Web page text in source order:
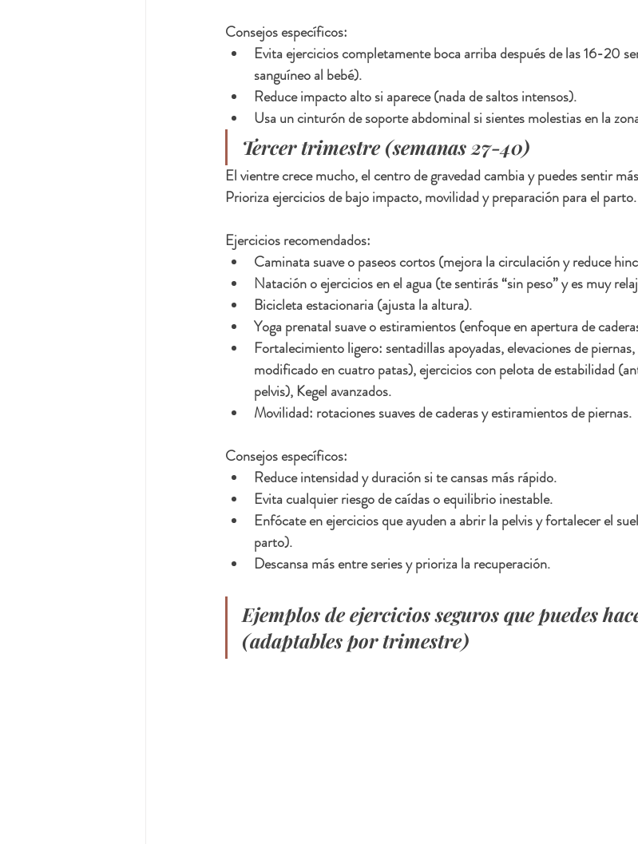
Consejos específicos:
Evita ejercicios completamente boca arriba después de las 16-20
sanguíneo al bebé).
Reduce impacto alto si aparece (nada de saltos intensos).
Usa un cinturón de soporte abdominal si sientes molestias en la
Tercer trimestre (semanas 27-40)
El vientre crece mucho, el centro de gravedad cambia y puedes sentir
Prioriza ejercicios de bajo impacto, movilidad y preparación para el parto.
Ejercicios recomendados:
Caminata suave o paseos cortos (mejora la circulación y reduce
Natación o ejercicios en el agua (te sentirás “sin peso” y es muy
Bicicleta estacionaria (ajusta la altura).
Yoga prenatal suave o estiramientos (enfoque en apertura de
Fortalecimiento ligero: sentadillas apoyadas, elevaciones de
modificado en cuatro patas), ejercicios con pelota de estabilidad
pelvis), Kegel avanzados.
Movilidad: rotaciones suaves de caderas y estiramientos de piernas.
Consejos específicos:
Reduce intensidad y duración si te cansas más rápido.
Evita cualquier riesgo de caídas o equilibrio inestable.
Enfócate en ejercicios que ayuden a abrir la pelvis y fortalecer el
parto).
Descansa más entre series y prioriza la recuperación.
Ejemplos de ejercicios seguros que puedes
(adaptables por trimestre)